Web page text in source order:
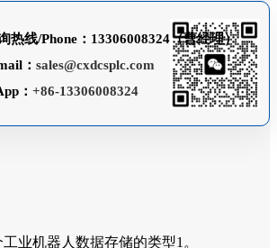
热线/Phone：13306008324（曹经理）
： sales@cxdcsplc.com
： +86-13306008324
业机器人数据存储的类型1。